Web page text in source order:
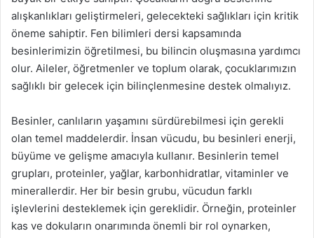
alışkanlıkları geliştirmeleri, gelecekteki sağlıkları için kritik
öneme sahiptir. Fen bilimleri dersi kapsamında
besinlerimizin öğretilmesi, bu bilincin oluşmasına yardımcı
olur. Aileler, öğretmenler ve toplum olarak, çocuklarımızın
sağlıklı bir gelecek için bilinçlenmesine destek olmalıyız.
Besinler, canlıların yaşamını sürdürebilmesi için gerekli
olan temel maddelerdir. İnsan vücudu, bu besinleri enerji,
büyüme ve gelişme amacıyla kullanır. Besinlerin temel
grupları, proteinler, yağlar, karbonhidratlar, vitaminler ve
minerallerdir. Her bir besin grubu, vücudun farklı
işlevlerini desteklemek için gereklidir. Örneğin, proteinler
kas ve dokuların onarımında önemli bir rol oynarken,